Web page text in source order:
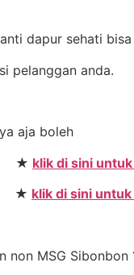
dapur sehati
pelanggan anda.
aja boleh
★ klik di sini
★ klik di sini
non MSG Sibonbon